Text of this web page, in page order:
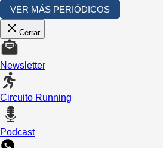
VER MÁS PERIÓDICOS
Cerrar
Newsletter
Circuito Running
Podcast